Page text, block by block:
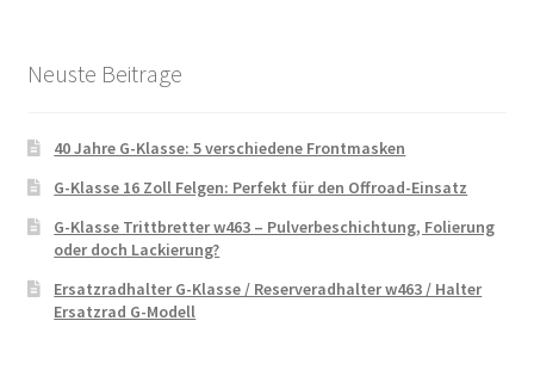
Neuste Beitrage
40 Jahre G-Klasse: 5 verschiedene Frontmasken
G-Klasse 16 Zoll Felgen: Perfekt für den Offroad-Einsatz
G-Klasse Trittbretter w463 – Pulverbeschichtung, Folierung
oder doch Lackierung?
Ersatzradhalter G-Klasse / Reserveradhalter w463 / Halter
Ersatzrad G-Modell